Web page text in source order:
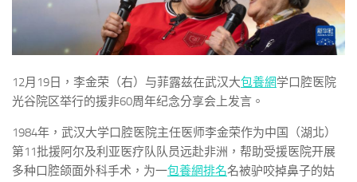
12月19日，李金荣（右）与菲露兹在武汉大包養網学口腔医院
光谷院区举行的援非60周年纪念分享会上发言。
1984年，武汉大学口腔医院主任医师李金荣作为中国（湖北）
第11批援阿尔及利亚医疗队队员远赴非洲，帮助受援医院开展
多种口腔颌面外科手术，为一包養網排名名被驴咬掉鼻子的姑